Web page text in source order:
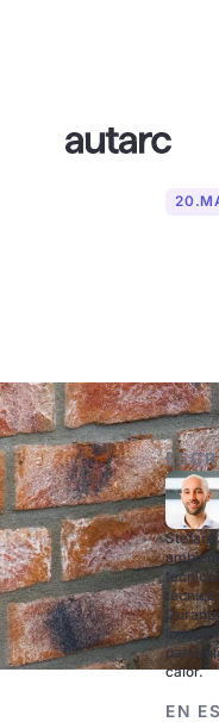
20.
calor.
EN